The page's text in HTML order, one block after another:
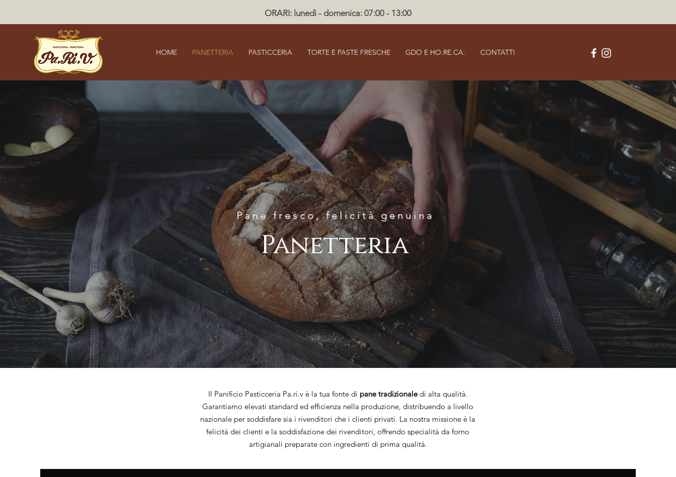
ORARI: lunedì - domenica: 07:00 - 13:00
HOME PANETTERIA PASTICCERIA TORTE E PASTE FRESCHE GDO E HO.RE.CA. CONTATTI
Pane fresco, felicità genuina
Panetteria
Il Panificio Pasticceria Pa.ri.v è la tua fonte di pane tradizionaledi alta qualità.
Garantiamo elevati standard ed efficienza nella produzione, distribuendo a livello
nazionale per soddisfare sia i rivenditori che i clienti privati. La nostra missione è la
felicità dei clienti e la soddisfazione dei rivenditori, offrendo specialità da forno
artigianali preparate con ingredienti di prima qualità.